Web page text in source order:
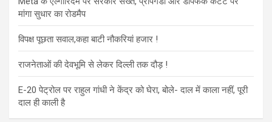
मांगा सुधार का रोडमैप
विपक्ष पूछता सवाल,कहा बाटी नौकरियां हजार !
राजनेताओं की देवभूमि से लेकर दिल्ली तक दौड़ !
E-20 पेट्रोल पर राहुल गांधी ने केंद्र को घेरा, बोले- दाल में काला नहीं, पूरी
दाल ही काली है